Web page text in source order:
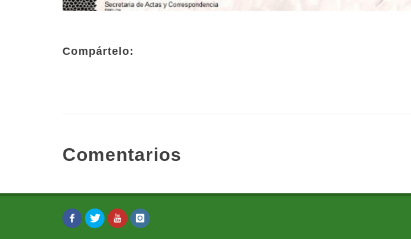
Compártelo:
Comentarios